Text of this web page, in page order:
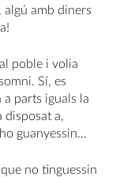
amb diners
poble i volia
Sí, es
a parts iguals la
a,
guanyessin…
no tinguessin